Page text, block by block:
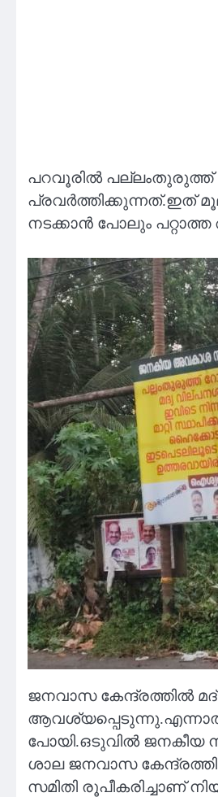
പറവൂരിൽ പല്ലംതുരുത്ത്
പ്രവർത്തിക്കുന്നത്.ഇത്
നടക്കാൻ പോലും
ജനവാസ കേന്ദ്രത്തിൽ
ആവശ്യപ്പെടുന്നു.എന്നാൽ
പോയി.ഒടുവിൽ ജനകീയ
ശാല ജനവാസ
സമിതി രൂപീകരിച്ചാണ്